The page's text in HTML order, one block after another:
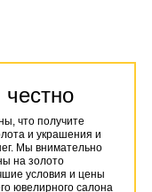
что получите
и украшения и
Мы внимательно
на золото
условия и цены
ювелирного салона